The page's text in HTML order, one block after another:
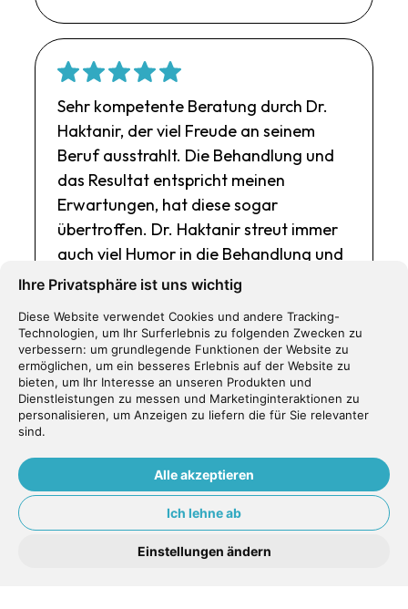
Ihre Privatsphäre ist uns wichtig
Diese Website verwendet Cookies und andere Tracking-
Technologien, um Ihr Surferlebnis zu folgenden Zwecken zu
verbessern: um grundlegende Funktionen der Website zu
ermöglichen, um ein besseres Erlebnis auf der Website zu
bieten, um Ihr Interesse an unseren Produkten und
Dienstleistungen zu messen und Marketinginteraktionen zu
personalisieren, um Anzeigen zu liefern die für Sie relevanter
sind.
Alle akzeptieren
Ich lehne ab
Einstellungen ändern
Sehr kompetente Beratung durch Dr.
Haktanir, der viel Freude an seinem
Beruf ausstrahlt. Die Behandlung und
das Resultat entspricht meinen
Erwartungen, hat diese sogar
übertroffen. Dr. Haktanir streut immer
auch viel Humor in die Behandlung und
lockert die Atmosphäre damit. Die
Job, sehr professionell. Die Damen am
Empfang sind äusserst freundlich und
sympathisch. Das Preis-Leistungs-
Verhältnis hat mich sehr positiv
überrascht. Fazit: ich werde das
weiterempfehlen.